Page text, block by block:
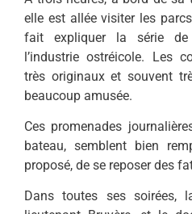
elle est allée visiter les
fait expliquer la série de
l’industrie ostréicole. Les
très originaux et souvent
beaucoup amusée.
Ces promenades
bateau, semblent bien
proposé, de se reposer des
Dans toutes ses soirées,